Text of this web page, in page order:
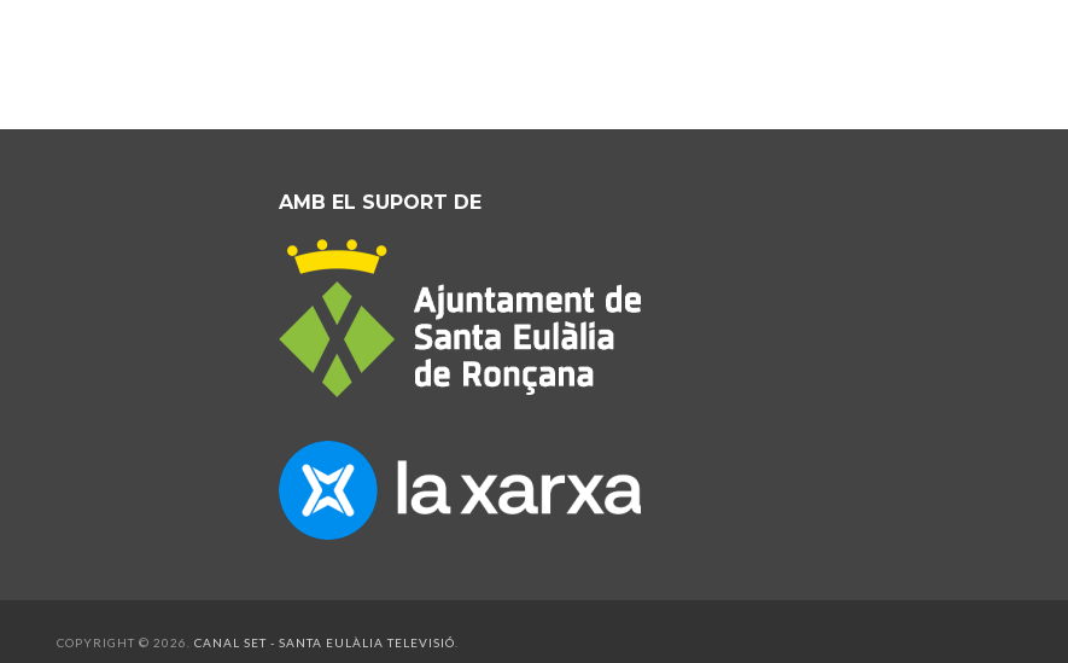
AMB EL SUPORT DE
COPYRIGHT © 2026. CANAL SET - SANTA EULÀLIA TELEVISIÓ